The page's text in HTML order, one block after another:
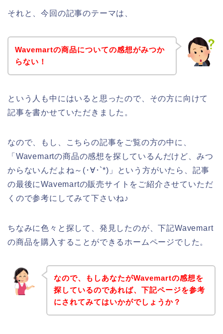
それと、今回の記事のテーマは、
Wavemartの商品についての感想がみつか
らない！
という人も中にはいると思ったので、その方に向けて
記事を書かせていただきました。
なので、もし、こちらの記事をご覧の方の中に、
「Wavemartの商品の感想を探しているんだけど、みつ
からないんだよね～(･∀･`*)」という方がいたら、記事
の最後にWavemartの販売サイトをご紹介させていただ
くので参考にしてみて下さいね♪
ちなみに色々と探して、発見したのが、下記Wavemart
の商品を購入することができるホームページでした。
なので、もしあなたがWavemartの感想を
探しているのであれば、下記ページを参考
にされてみてはいかがでしょうか？